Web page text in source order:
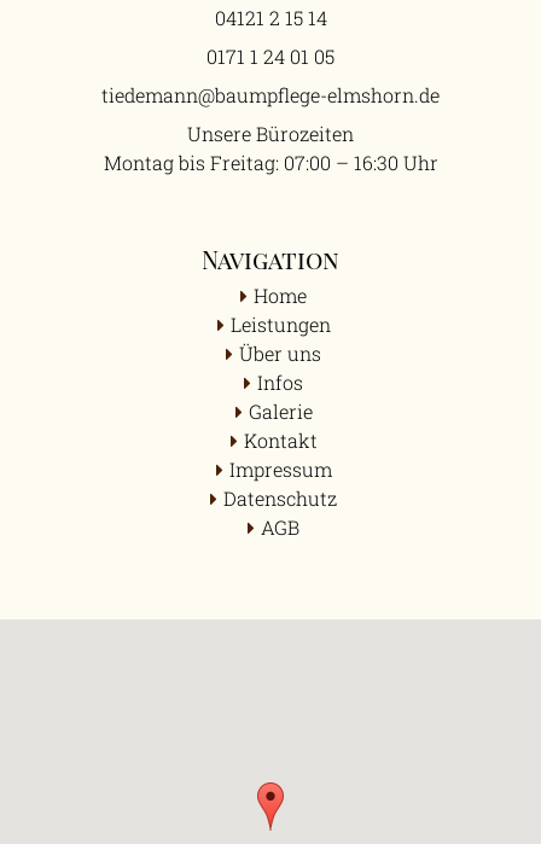
04121 2 15 14
0171 1 24 01 05
tiedemann@baumpflege-elmshorn.de
Unsere Bürozeiten
Montag bis Freitag: 07:00 – 16:30 Uhr
Navigation
Home
Leistungen
Über uns
Infos
Galerie
Kontakt
Impressum
Datenschutz
AGB